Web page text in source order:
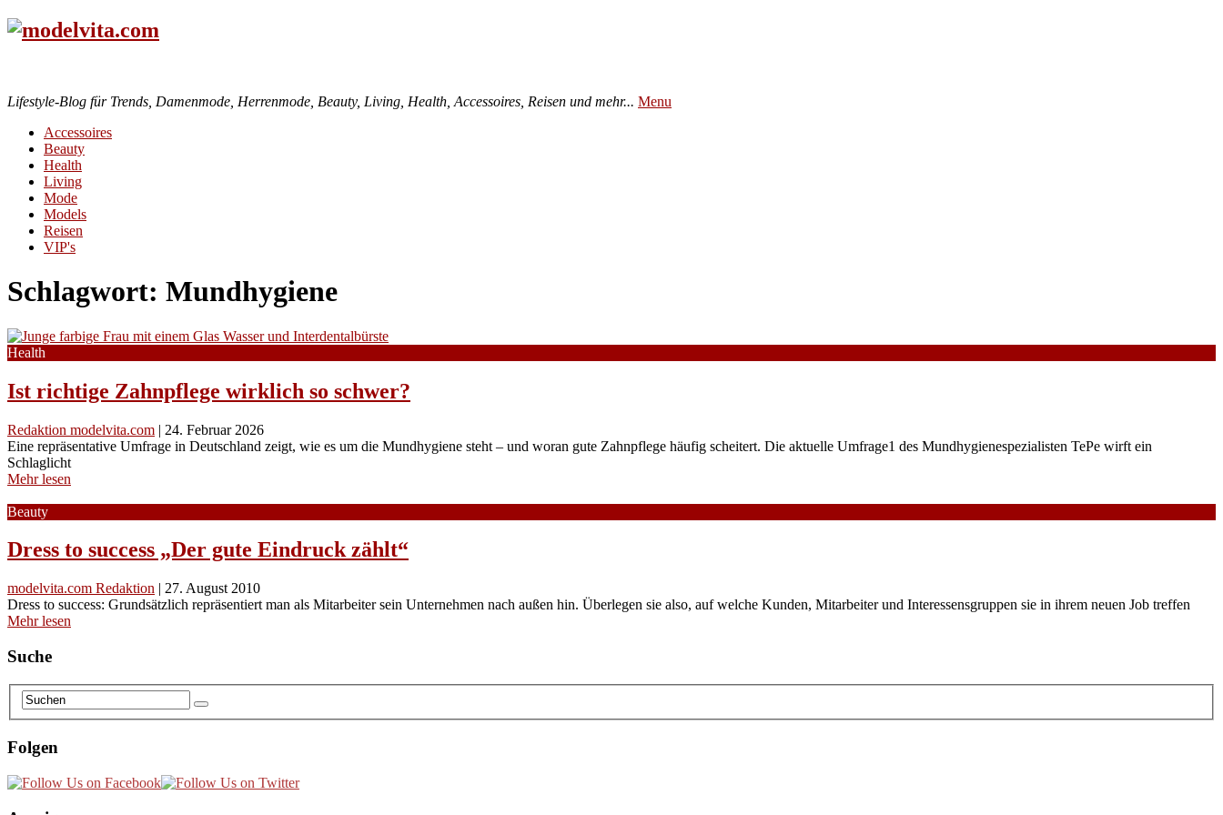
Lifestyle-Blog für Trends, Damenmode, Herrenmode, Beauty, Living, Health, Accessoires, Reisen und mehr... Menu
Accessoires
Beauty
Health
Living
Mode
Models
Reisen
VIP's
Schlagwort: Mundhygiene
Health
Ist richtige Zahnpflege wirklich so schwer?
Redaktion modelvita.com | 24. Februar 2026
Eine repräsentative Umfrage in Deutschland zeigt, wie es um die Mundhygiene steht – und woran gute Zahnpflege häufig scheitert. Die aktuelle Umfrage1 des Mundhygienespezialisten TePe wirft ein
Schlaglicht
Mehr lesen
Beauty
Dress to success „Der gute Eindruck zählt“
modelvita.com Redaktion | 27. August 2010
Dress to success: Grundsätzlich repräsentiert man als Mitarbeiter sein Unternehmen nach außen hin. Überlegen sie also, auf welche Kunden, Mitarbeiter und Interessensgruppen sie in ihrem neuen Job treffen
Mehr lesen
Suche
Folgen